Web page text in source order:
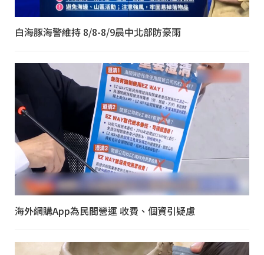
白海豚海警維持 8/8-8/9晨中北部防豪雨
海外網購App為民間營運 收費、個資引疑慮